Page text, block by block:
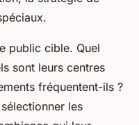
public cible. Quel
sont leurs centres
fréquentent-ils ?
les